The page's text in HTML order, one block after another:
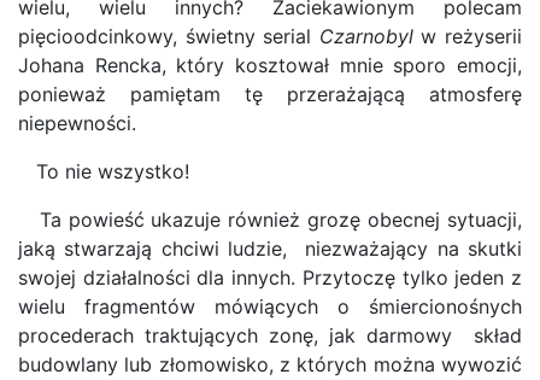
wielu, wielu innych? Zaciekawionym polecam
pięcioodcinkowy, świetny serial Czarnobylw reżyserii
Johana Rencka, który kosztował mnie sporo emocji,
ponieważ pamiętam tę przerażającą atmosferę
niepewności.
To nie wszystko!
Ta powieść ukazuje również grozę obecnej sytuacji,
jaką stwarzają chciwi ludzie, niezważający na skutki
swojej działalności dla innych. Przytoczę tylko jeden z
wielu fragmentów mówiących o śmiercionośnych
procederach traktujących zonę, jak darmowy skład
budowlany lub złomowisko, z których można wywozić